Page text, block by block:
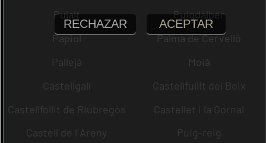
Pujalt
Puigdàlber
Papiol
Palma de Cervelló
Pallejà
Moià
Castellgalí
Castellfullit del Boix
Castellfollit de Riubregós
Castellet i la Gornal
Castell de l´Areny
Puig-reig
RECHAZAR ACEPTAR